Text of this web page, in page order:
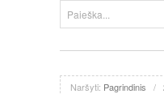
Naršyti: Pagrindinis /